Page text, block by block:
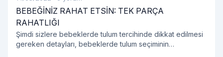
BEBEĞİNİZ RAHAT ETSİN: TEK PARÇA
RAHATLIĞI
Şimdi sizlere bebeklerde tulum tercihinde dikkat edilmesi
gereken detayları, bebeklerde tulum seçiminin